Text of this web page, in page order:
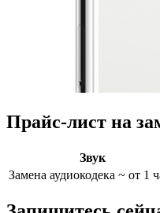
Прайс-лист на
Звук
Замена аудиокодека ~ от 1